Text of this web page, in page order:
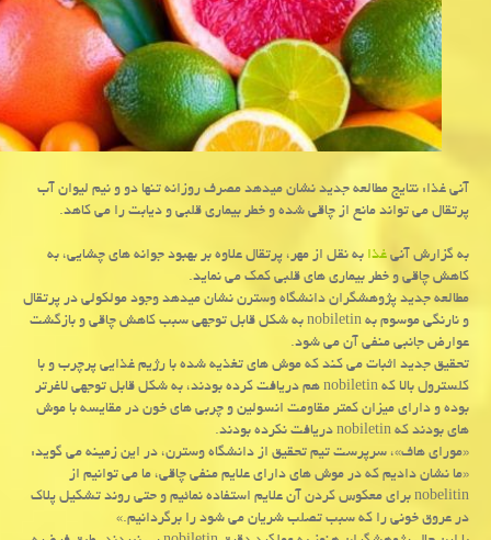
آنی غذا: نتایج مطالعه جدید نشان میدهد مصرف روزانه تنها دو و نیم لیوان آب
پرتقال می تواند مانع از چاقی شده و خطر بیماری قلبی و دیابت را می كاهد.
به گزارش آنیغذابه نقل از مهر، پرتقال علاوه بر بهبود جوانه های چشایی، به
كاهش چاقی و خطر بیماری های قلبی كمك می نماید.
مطالعه جدید پژوهشگران دانشگاه وسترن نشان میدهد وجود مولكولی در پرتقال
و نارنگی موسوم به nobiletin به شكل قابل توجهی سبب كاهش چاقی و بازگشت
عوارض جانبی منفی آن می شود.
تحقیق جدید اثبات می كند كه موش های تغذیه شده با رژیم غذایی پرچرب و با
كلسترول بالا كه nobiletin هم دریافت كرده بودند، به شكل قابل توجهی لاغرتر
بوده و دارای میزان كمتر مقاومت انسولین و چربی های خون در مقایسه با موش
های بودند كه nobiletin دریافت نكرده بودند.
«مورای هاف»، سرپرست تیم تحقیق از دانشگاه وسترن، در این زمینه می گوید:
«ما نشان دادیم كه در موش های دارای علایم منفی چاقی، ما می توانیم از
nobelitin برای معكوس كردن آن علایم استفاده نمائیم و حتی روند تشكیل پلاك
در عروق خونی را كه سبب تصلب شریان می شود را برگردانیم.»